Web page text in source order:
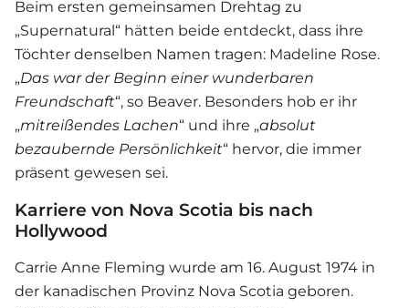
Beim ersten gemeinsamen Drehtag zu
„Supernatural“ hätten beide entdeckt, dass ihre
Töchter denselben Namen tragen: Madeline Rose.
„Das war der Beginn einer wunderbaren
Freundschaft“, so Beaver. Besonders hob er ihr
„mitreißendes Lachen“ und ihre „absolut
bezaubernde Persönlichkeit“ hervor, die immer
präsent gewesen sei.
Karriere von Nova Scotia bis nach
Hollywood
Carrie Anne Fleming wurde am 16. August 1974 in
der kanadischen Provinz Nova Scotia geboren.